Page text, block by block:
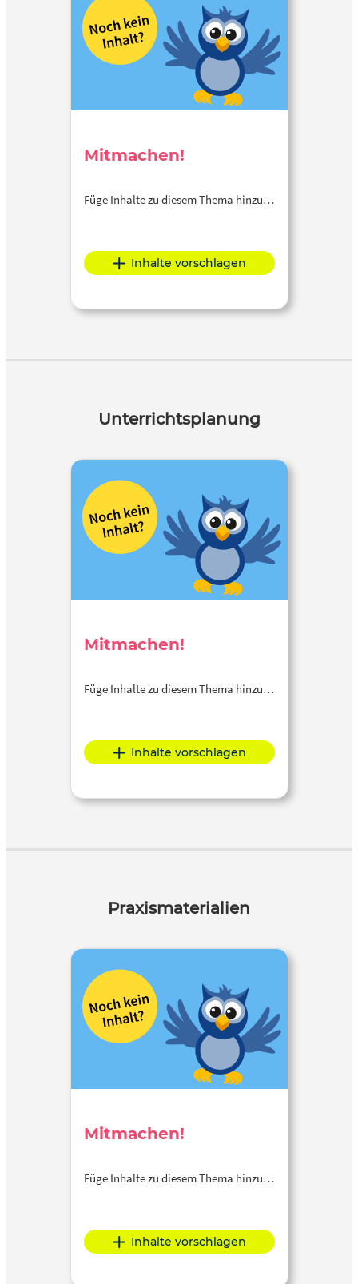
Mitmachen!
Füge Inhalte zu diesem Thema hinzu…
Inhalte vorschlagen
Unterrichtsplanung
Mitmachen!
Füge Inhalte zu diesem Thema hinzu…
Inhalte vorschlagen
Praxismaterialien
Mitmachen!
Füge Inhalte zu diesem Thema hinzu…
Inhalte vorschlagen